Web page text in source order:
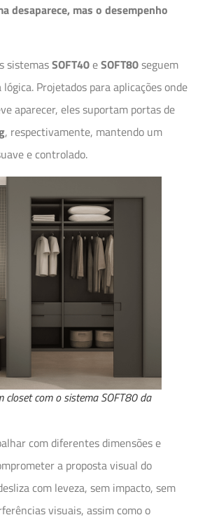
desaparece, mas o desempenho
sistemasSOFT40eSOFT80seguem
Projetados para aplicações onde
aparecer, eles suportam portas de
, respectivamente, mantendo um
e controlado.
closet com o sistema SOFT80 da
com diferentes dimensões e
a proposta visual do
com leveza, sem impacto, sem
visuais, assim como o